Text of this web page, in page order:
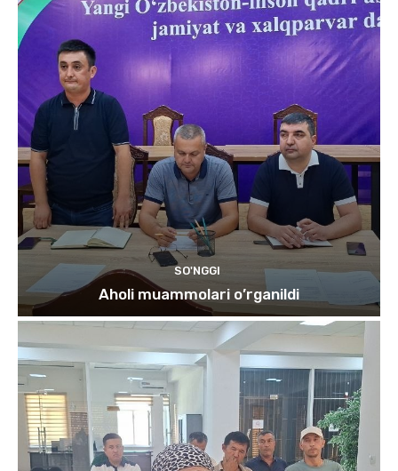
SO'NGGI
Aholi muammolari o’rganildi